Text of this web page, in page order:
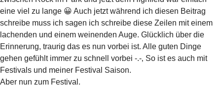
eine viel zu lange 😀 Auch jetzt während ich diesen Beitrag
schreibe muss ich sagen ich schreibe diese Zeilen mit einem
lachenden und einem weinenden Auge. Glücklich über die
Erinnerung, traurig das es nun vorbei ist. Alle guten Dinge
gehen gefühlt immer zu schnell vorbei -.-‚ So ist es auch mit
Festivals und meiner Festival Saison.
Aber nun zum Festival.